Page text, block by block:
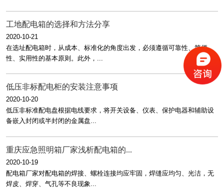
工地配电箱的选择和方法分享
2020-10-21
在选址配电箱时，从成本、标准化的角度出发，必须遵循可靠性、简便
性、实用性的基本原则。此外，...
低压非标配电柜的安装注意事项
2020-10-20
低压非标准配电盘根据电线要求，将开关设备、仪表、保护电器和辅助设
备嵌入封闭或半封闭的金属盘...
重庆应急照明箱厂家浅析配电箱的...
2020-10-19
配电箱厂家对配电箱的焊接、螺栓连接均应牢固，焊缝应均匀、光洁，无
焊皮、焊穿、气孔等不良现象...